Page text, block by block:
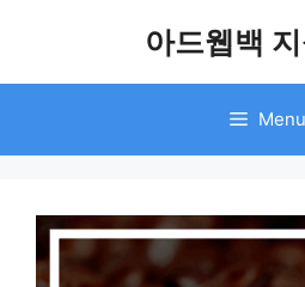
아드웹백
Menu